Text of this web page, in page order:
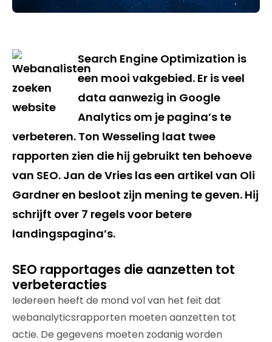
Search Engine Optimization is
een mooi vakgebied. Er is veel
data aanwezig in Google
Analytics om je pagina’s te
verbeteren. Ton Wesseling laat twee
rapporten zien die hij gebruikt ten behoeve
van SEO. Jan de Vries las een artikel van Oli
Gardner en besloot zijn mening te geven. Hij
schrijft over 7 regels voor betere
landingspagina’s.
SEO rapportages die aanzetten tot
verbeteracties
Iedereen heeft de mond vol van het feit dat
webanalyticsrapporten moeten aanzetten tot
actie. De gegevens moeten zodanig worden